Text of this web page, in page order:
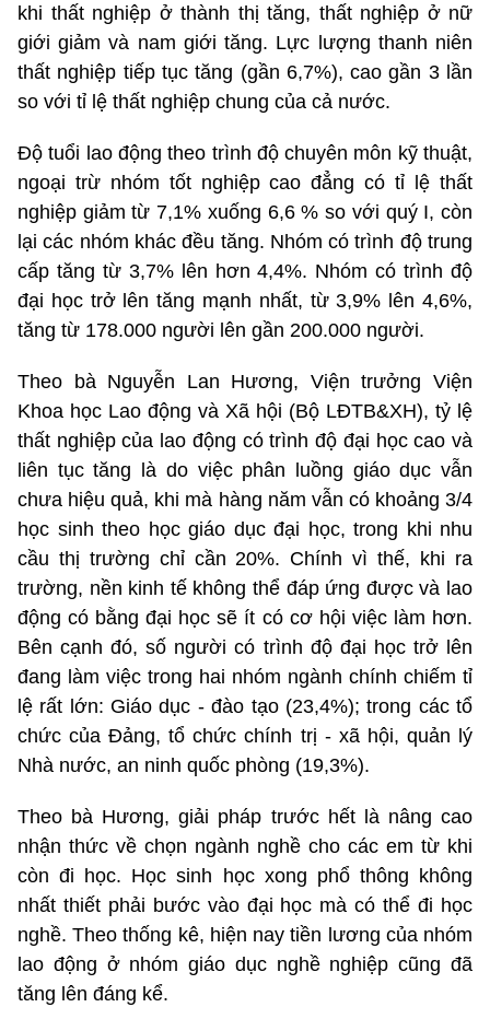
khi thất nghiệp ở thành thị tăng, thất nghiệp ở nữ
giới giảm và nam giới tăng. Lực lượng thanh niên
thất nghiệp tiếp tục tăng (gần 6,7%), cao gần 3 lần
so với tỉ lệ thất nghiệp chung của cả nước.
Độ tuổi lao động theo trình độ chuyên môn kỹ thuật,
ngoại trừ nhóm tốt nghiệp cao đẳng có tỉ lệ thất
nghiệp giảm từ 7,1% xuống 6,6 % so với quý I, còn
lại các nhóm khác đều tăng. Nhóm có trình độ trung
cấp tăng từ 3,7% lên hơn 4,4%. Nhóm có trình độ
đại học trở lên tăng mạnh nhất, từ 3,9% lên 4,6%,
tăng từ 178.000 người lên gần 200.000 người.
Theo bà Nguyễn Lan Hương, Viện trưởng Viện
Khoa học Lao động và Xã hội (Bộ LĐTB&XH), tỷ lệ
thất nghiệp của lao động có trình độ đại học cao và
liên tục tăng là do việc phân luồng giáo dục vẫn
chưa hiệu quả, khi mà hàng năm vẫn có khoảng 3/4
học sinh theo học giáo dục đại học, trong khi nhu
cầu thị trường chỉ cần 20%. Chính vì thế, khi ra
trường, nền kinh tế không thể đáp ứng được và lao
động có bằng đại học sẽ ít có cơ hội việc làm hơn.
Bên cạnh đó, số người có trình độ đại học trở lên
đang làm việc trong hai nhóm ngành chính chiếm tỉ
lệ rất lớn: Giáo dục - đào tạo (23,4%); trong các tổ
chức của Đảng, tổ chức chính trị - xã hội, quản lý
Nhà nước, an ninh quốc phòng (19,3%).
Theo bà Hương, giải pháp trước hết là nâng cao
nhận thức về chọn ngành nghề cho các em từ khi
còn đi học. Học sinh học xong phổ thông không
nhất thiết phải bước vào đại học mà có thể đi học
nghề. Theo thống kê, hiện nay tiền lương của nhóm
lao động ở nhóm giáo dục nghề nghiệp cũng đã
tăng lên đáng kể.